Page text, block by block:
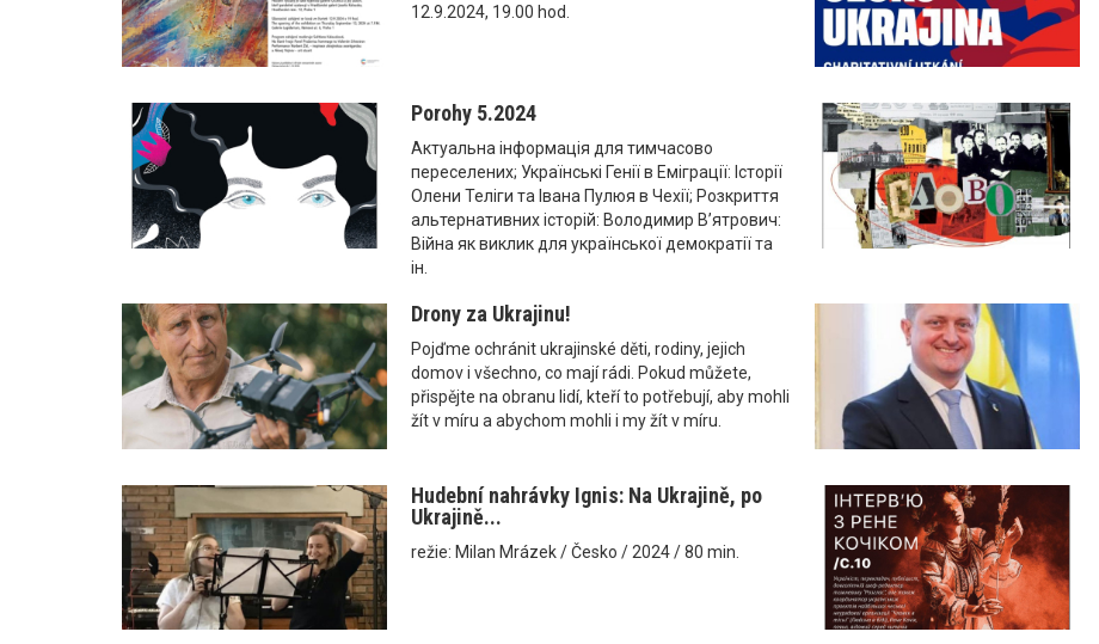
12.9.2024, 19.00 hod.
Porohy 5.2024
Актуальна інформація для тимчасово
переселених; Українські Генії в Еміграції: Історії
Олени Теліги та Івана Пулюя в Чехії; Розкриття
альтернативних історій: Володимир В’ятрович:
Війна як виклик для української демократії та
ін.
Drony za Ukrajinu!
Pojďme ochránit ukrajinské děti, rodiny, jejich
domov i všechno, co mají rádi. Pokud můžete,
přispějte na obranu lidí, kteří to potřebují, aby mohli
žít v míru a abychom mohli i my žít v míru.
Hudební nahrávky Ignis: Na Ukrajině, po
Ukrajině...
režie: Milan Mrázek / Česko / 2024 / 80 min.